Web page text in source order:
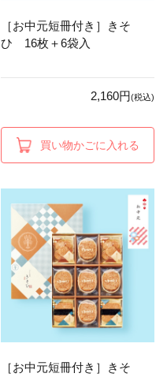
［お中元短冊付き］きそ
ひ 16枚＋6袋入
2,160円(税込)
買い物かごに入れる
［お中元短冊付き］きそ